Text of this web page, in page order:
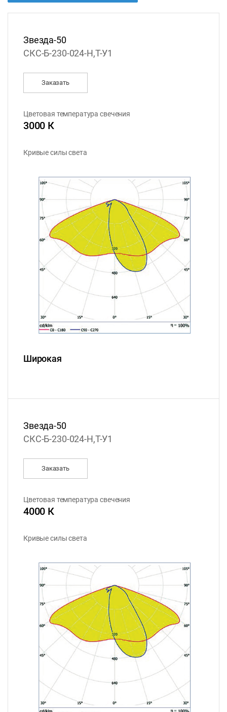
Звезда-50
СКС-Б-230-024-Н,Т-У1
Заказать
Цветовая температура свечения
3000 К
Кривые силы света
Широкая
Звезда-50
СКС-Б-230-024-Н,Т-У1
Заказать
Цветовая температура свечения
4000 К
Кривые силы света